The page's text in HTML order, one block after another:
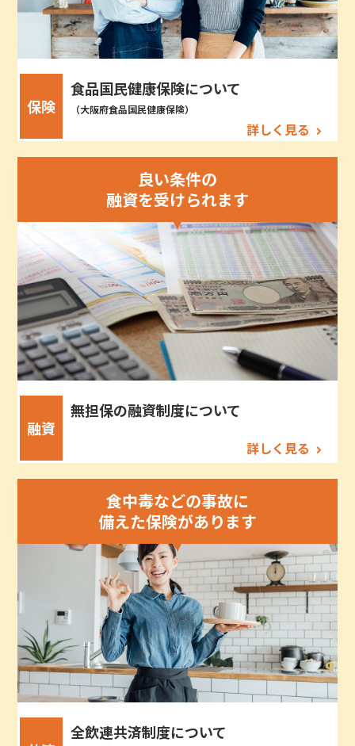
保険
食品国民健康保険について
（大阪府食品国民健康保険）
詳しく見る
良い条件の
融資を受けられます
融資
無担保の融資制度について
詳しく見る
食中毒などの事故に
備えた保険があります
全飲連共済制度について